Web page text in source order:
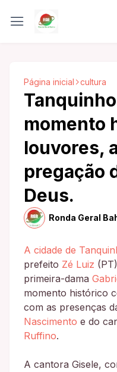
Página inicial cultura
momento
louvores,
pregação
Deus.
Ronda Geral
A cidade de
prefeito Zé Luiz
primeira-dama
momento histórico
com as presenças
Nascimento e do
Ruffino.
A cantora Gisele,